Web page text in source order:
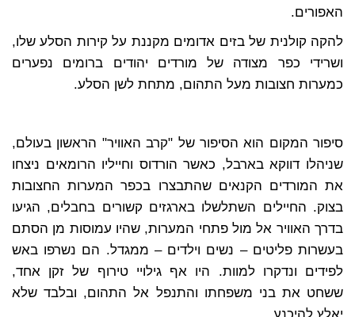
האפורים.
להקה קולנית של בזים אדומים מקננת על קירות הסלע שלו,
ושרידי כפר מצודה של מורדים יהודים ברומים נפערים
כמערות חצובות מעל התהום, מתחת לשן הסלע.
סיפור המקום הוא הסיפור של "קרב האוויר" הראשון בעולם,
שניהלו דווקא בארבל, כאשר הורדוס וחייליו הרומאים ניצחו
את המורדים הקנאים שהתבצרו בכפר המערות החצובות
בצוק. החיילים השתלשלו בארגזים קשורים בחבלים, הגיעו
בדרך האוויר אל מול פתחי המערות, שהיו עמוסות מן הסתם
בעשרות פליטים – נשים וילדים – ממגדל. הם נשרפו באש
לפידים ונדקרו למוות. היו אף גילויי טירוף של זקן אחד,
ששחט את בני משפחתו והתנפל אל התהום, ובלבד שלא